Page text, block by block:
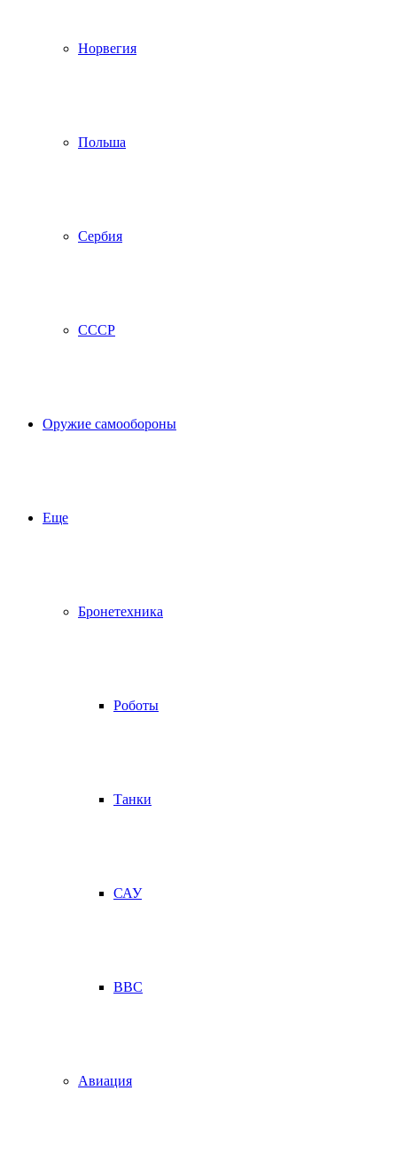
Норвегия
Польша
Сербия
СССР
Оружие самообороны
Еще
Бронетехника
Роботы
Танки
САУ
ВВС
Авиация